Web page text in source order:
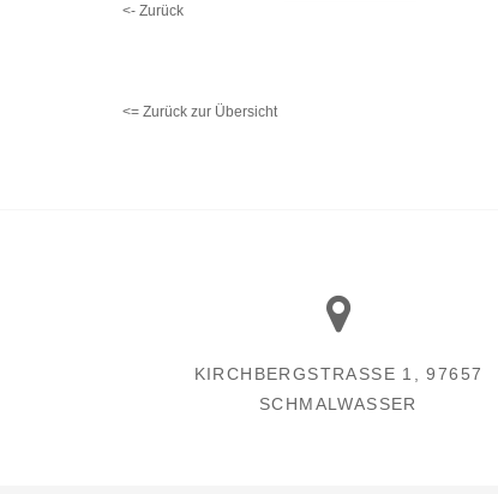
<- Zurück
<= Zurück zur Übersicht
KIRCHBERGSTRASSE 1, 97657 S
CHMALWASSER